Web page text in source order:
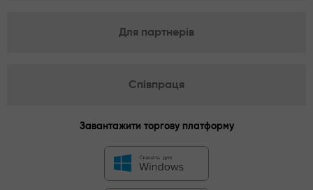
Для партнерів
Співпраця
Завантажити торгову платформу